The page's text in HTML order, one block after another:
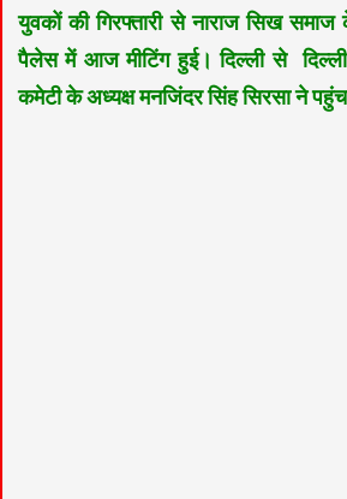
युवकों की गिरफ्तारी से नाराज सिख समाज
पैलेस में आज मीटिंग हुई।दिल्ली से
कमेटी के अध्यक्ष मनजिंदर सिंह सिरसा ने